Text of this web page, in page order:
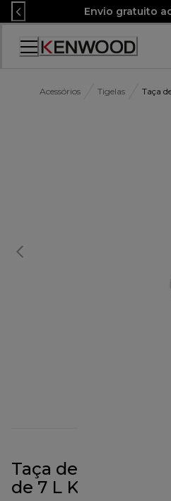
Skip
to
Content
Envio gratuito
Acessórios Tigelas Taça
Taça de aço
de 7 L